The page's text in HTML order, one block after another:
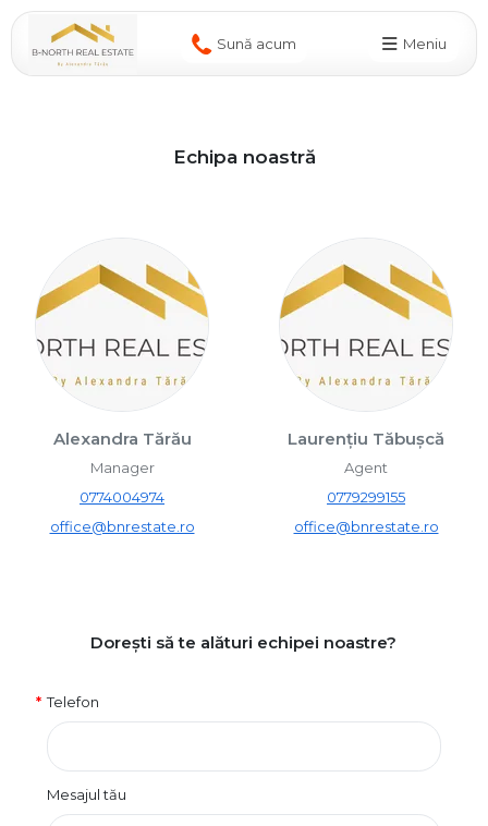
Sună acum Meniu
Echipa noastră
Alexandra Tărău
Manager
0774004974
office@bnrestate.ro
Laurențiu Tăbușcă
Agent
0779299155
office@bnrestate.ro
Dorești să te alături echipei noastre?
Telefon
Mesajul tău